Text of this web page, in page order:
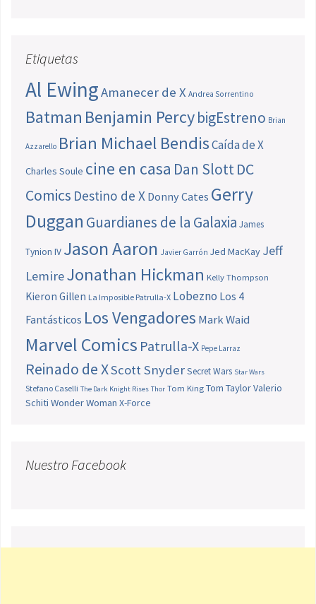
Etiquetas
Al EwingAmanecer de X Andrea Sorrentino
Batman Benjamin PercybigEstreno Brian
Azzarello Brian Michael BendisCaída de X
Charles Soule cine en casa Dan SlottDC
Comics Destino de X Donny Cates Gerry
Duggan Guardianes de la Galaxia James
Tynion IV Jason Aaron Javier Garrón Jed MacKay Jeff
LemireJonathan Hickman Kelly Thompson
Kieron Gillen La Imposible Patrulla-X Lobezno Los 4
Fantásticos Los Vengadores Mark Waid
Marvel Comics Patrulla-X Pepe Larraz
Reinado de XScott SnyderSecret Wars Star Wars
Stefano Caselli The Dark Knight Rises Thor Tom King Tom TaylorValerio
Schiti Wonder Woman X-Force
Nuestro Facebook